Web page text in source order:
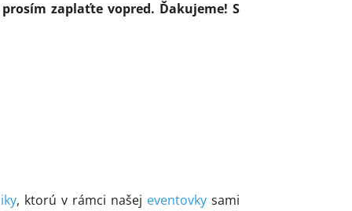
zaplaťte vopred. Ďakujeme! S
, ktorú v rámci našej eventovky sami